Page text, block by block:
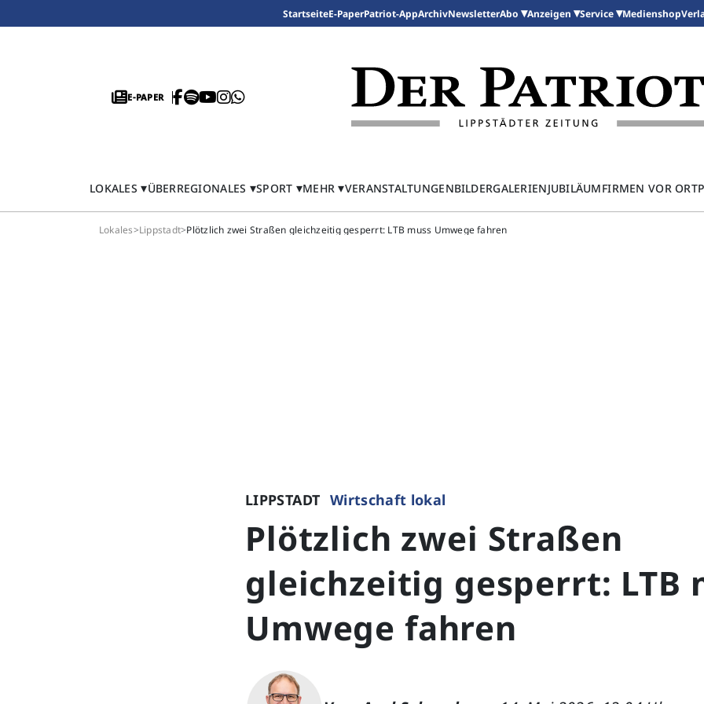
StartseiteE-PaperPatriot-AppArchivNewsletterAbo Anzeigen Service Medienshop
E-PAPER
LOKALES ÜBERREGIONALES SPORT MEHR VERANSTALTUNGENBILDERGALERIENJUBILÄUMFIRMEN VOR ORT
Lokales>Lippstadt>Plötzlich zwei Straßen gleichzeitig gesperrt: LTB muss Umwege fahren
LIPPSTADT Wirtschaft lokal
Plötzlich zwei Straßen
gleichzeitig gesperrt: LTB
Umwege fahren